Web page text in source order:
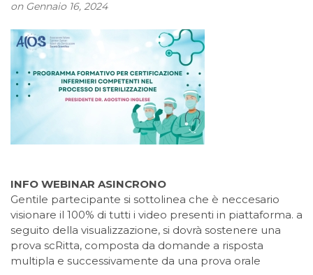
on Gennaio 16, 2024
INFO WEBINAR ASINCRONO
Gentile partecipante si sottolinea che è neccesario
visionare il 100% di tutti i video presenti in piattaforma. a
seguito della visualizzazione, si dovrà sostenere una
prova scRitta, composta da domande a risposta
multipla e successivamente da una prova orale